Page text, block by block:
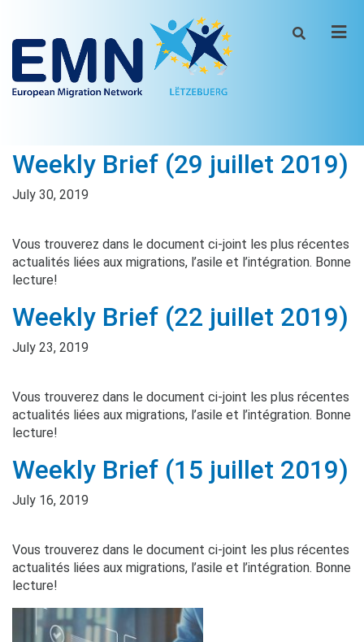
Weekly Brief (29 juillet 2019)
July 30, 2019
Vous trouverez dans le document ci-joint les plus récentes
actualités liées aux migrations, l’asile et l’intégration. Bonne
lecture!
Weekly Brief (22 juillet 2019)
July 23, 2019
Vous trouverez dans le document ci-joint les plus récentes
actualités liées aux migrations, l’asile et l’intégration. Bonne
lecture!
Weekly Brief (15 juillet 2019)
July 16, 2019
Vous trouverez dans le document ci-joint les plus récentes
actualités liées aux migrations, l’asile et l’intégration. Bonne
lecture!